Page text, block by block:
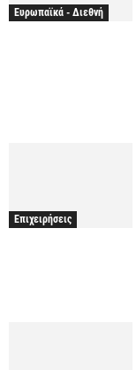
Ευρωπαϊκά - Διεθνή
Επιχειρήσεις